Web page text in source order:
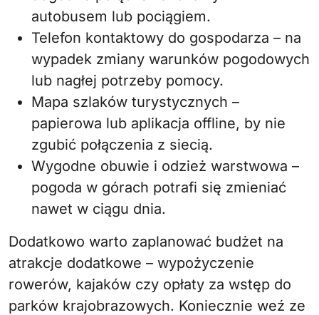
autobusem lub pociągiem.
Telefon kontaktowy do gospodarza – na
wypadek zmiany warunków pogodowych
lub nagłej potrzeby pomocy.
Mapa szlaków turystycznych –
papierowa lub aplikacja offline, by nie
zgubić połączenia z siecią.
Wygodne obuwie i odzież warstwowa –
pogoda w górach potrafi się zmieniać
nawet w ciągu dnia.
Dodatkowo warto zaplanować budżet na
atrakcje dodatkowe – wypożyczenie
rowerów, kajaków czy opłaty za wstęp do
parków krajobrazowych. Koniecznie weź ze